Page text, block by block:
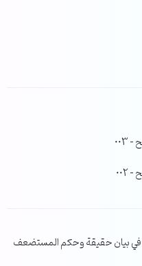
في بيان حقيقة وحكم المستضعف